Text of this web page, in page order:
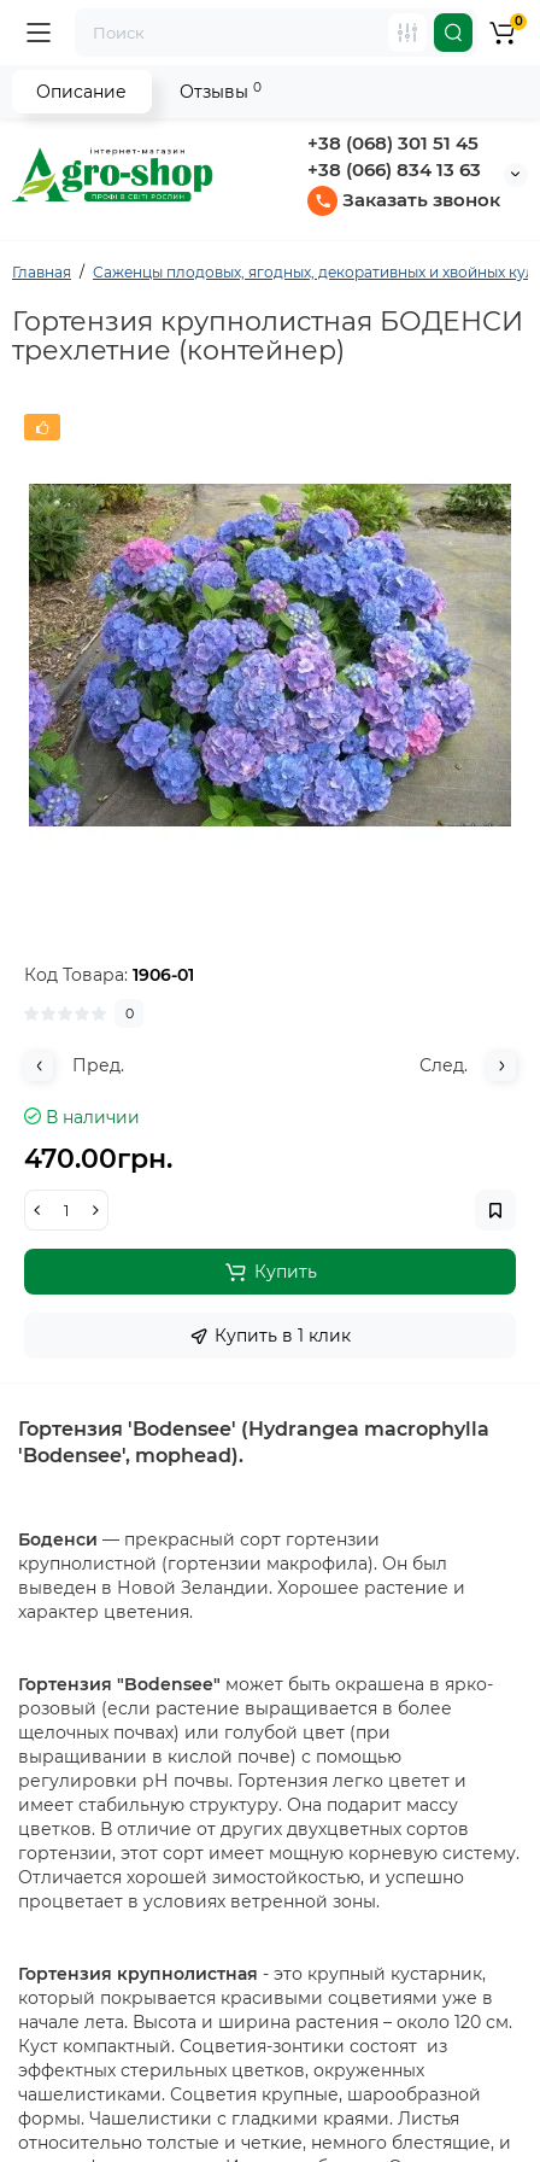
+38 (068) 301 51 45
+38 (066) 834 13 63
Заказать звонок
0
Главная Саженцы плодовых, ягодных, декоративных и хвойных
Гортензия крупнолистная БОДЕНСИ
трехлетние (контейнер)
Код Товара: 1906-01
0
Пред. След.
В наличии
470.00грн.
Купить
Купить в 1 клик
Описание Отзывы 0
Гортензия 'Bodensee' (Hydrangea macrophylla
'Bodensee', mophead).
Боденси — прекрасный сорт гортензии
крупнолистной (гортензии макрофила). Он был
выведен в Новой Зеландии. Хорошее растение и
характер цветения.
Гортензия "Bodensee" может быть окрашена в ярко-
розовый (если растение выращивается в более
щелочных почвах) или голубой цвет (при
выращивании в кислой почве) с помощью
регулировки рН почвы. Гортензия легко цветет и
имеет стабильную структуру. Она подарит массу
цветков. В отличие от других двухцветных сортов
гортензии, этот сорт имеет мощную корневую систему.
Отличается хорошей зимостойкостью, и успешно
процветает в условиях ветренной зоны.
Гортензия крупнолистная - это крупный кустарник,
который покрывается красивыми соцветиями уже в
начале лета. Высота и ширина растения – около 120 см.
Куст компактный. Соцветия-зонтики состоят из
эффектных стерильных цветков, окруженных
чашелистиками. Соцветия крупные, шарообразной
формы. Чашелистики с гладкими краями. Листья
относительно толстые и четкие, немного блестящие, и